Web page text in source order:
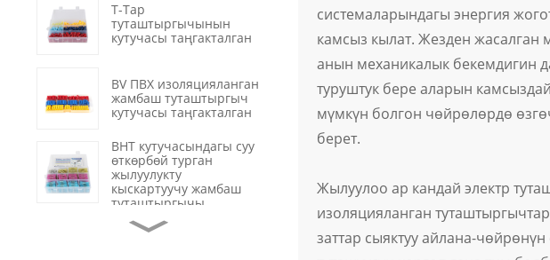
T-Tap
туташтыргычынын
кутучасы таңгакталган
BV ПВХ изоляцияланган
жамбаш туташтыргыч
кутучасы таңгакталган
BHT кутучасындагы суу
өткөрбөй турган
жылуулукту
кыскартуучу жамбаш
туташтыргычы
OT изоляцияланбаган
системаларындагы энергия
камсыз кылат. Жезден
анын механикалык бекемдигин
туруштук бере аларын
мүмкүн болгон чөйрөлөрдө
берет.
Жылуулоо ар кандай электр
изоляцияланган
заттар сыяктуу айлана-